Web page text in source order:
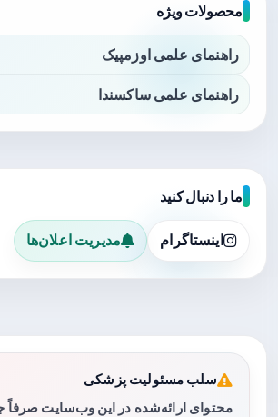
محصولات ویژه
راهنمای علمی اوزمپیک
راهنمای علمی ساکسندا
ما را دنبال کنید
اینستاگرام مدیریت اعلان‌ها
سلب مسئولیت پزشکی
محتوای ارائه‌شده در این وب‌سایت